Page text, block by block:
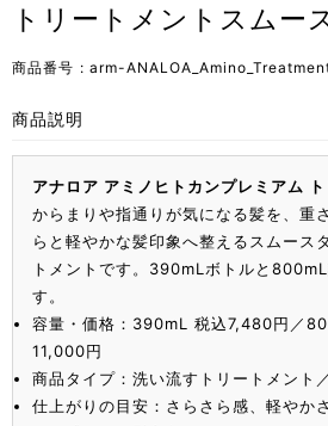
トリートメントスムー
商品番号 arm-
商品説明
アナロア アミノヒトカンプレミアム
からまりや指通りが気になる髪を、重
らと軽やかな髪印象へ整えるスムース
トメントです。390mLボトルと
す。
容量・価格：390mL 税込7,480円／
11,000円
商品タイプ：洗い流すトリートメント
仕上がりの目安：さらさら感、軽やか